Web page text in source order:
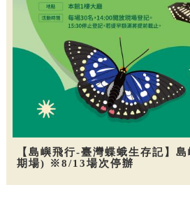
【島嶼飛行-臺灣蝶蛾生存記】
期場) ※8/13場次停辦